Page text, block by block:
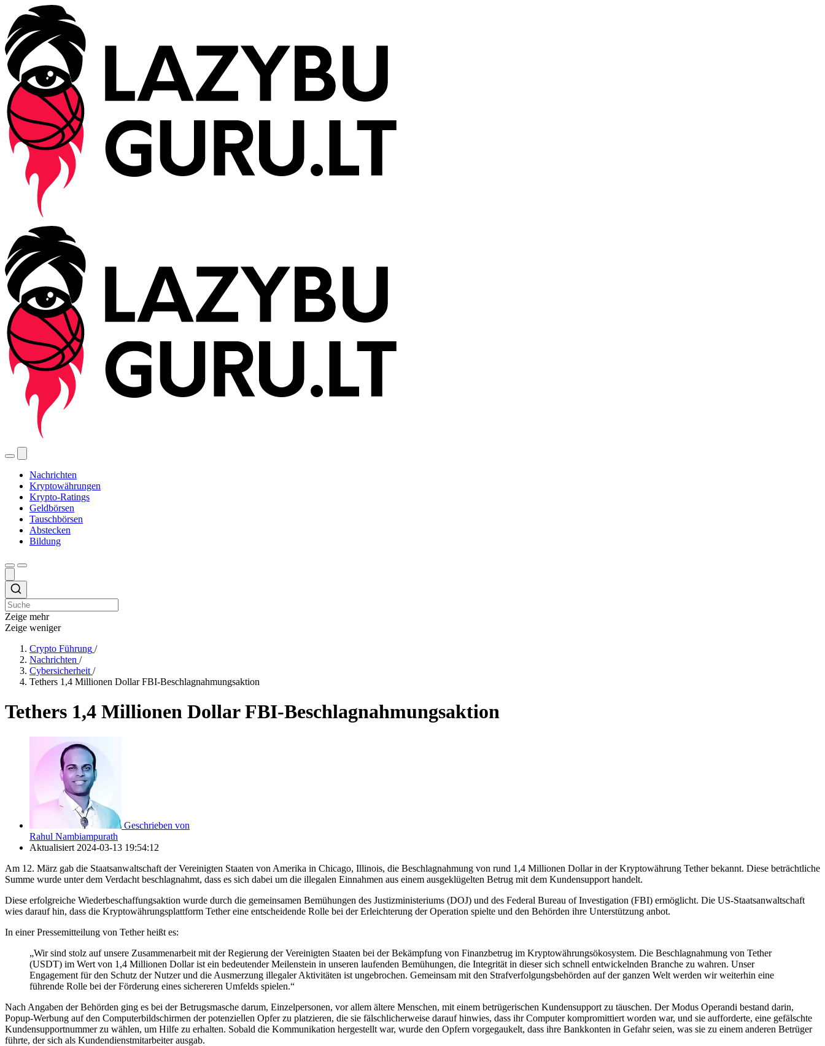
Nachrichten
Kryptowährungen
Krypto-Ratings
Geldbörsen
Tauschbörsen
Abstecken
Bildung
Zeige mehr
Zeige weniger
Crypto Führung /
Nachrichten /
Cybersicherheit /
Tethers 1,4 Millionen Dollar FBI-Beschlagnahmungsaktion
Tethers 1,4 Millionen Dollar FBI-Beschlagnahmungsaktion
Geschrieben von
Rahul Nambiampurath
Aktualisiert 2024-03-13 19:54:12
Am 12. März gab die Staatsanwaltschaft der Vereinigten Staaten von Amerika in Chicago, Illinois, die Beschlagnahmung von rund 1,4 Millionen Dollar in der Kryptowährung Tether bekannt. Diese beträchtliche
Summe wurde unter dem Verdacht beschlagnahmt, dass es sich dabei um die illegalen Einnahmen aus einem ausgeklügelten Betrug mit dem Kundensupport handelt.
Diese erfolgreiche Wiederbeschaffungsaktion wurde durch die gemeinsamen Bemühungen des Justizministeriums (DOJ) und des Federal Bureau of Investigation (FBI) ermöglicht. Die US-Staatsanwaltschaft
wies darauf hin, dass die Kryptowährungsplattform Tether eine entscheidende Rolle bei der Erleichterung der Operation spielte und den Behörden ihre Unterstützung anbot.
In einer Pressemitteilung von Tether heißt es:
„Wir sind stolz auf unsere Zusammenarbeit mit der Regierung der Vereinigten Staaten bei der Bekämpfung von Finanzbetrug im Kryptowährungsökosystem. Die Beschlagnahmung von Tether
(USDT) im Wert von 1,4 Millionen Dollar ist ein bedeutender Meilenstein in unseren laufenden Bemühungen, die Integrität in dieser sich schnell entwickelnden Branche zu wahren. Unser
Engagement für den Schutz der Nutzer und die Ausmerzung illegaler Aktivitäten ist ungebrochen. Gemeinsam mit den Strafverfolgungsbehörden auf der ganzen Welt werden wir weiterhin eine
führende Rolle bei der Förderung eines sichereren Umfelds spielen.“
Nach Angaben der Behörden ging es bei der Betrugsmasche darum, Einzelpersonen, vor allem ältere Menschen, mit einem betrügerischen Kundensupport zu täuschen. Der Modus Operandi bestand darin,
Popup-Werbung auf den Computerbildschirmen der potenziellen Opfer zu platzieren, die sie fälschlicherweise darauf hinwies, dass ihr Computer kompromittiert worden war, und sie aufforderte, eine gefälschte
Kundensupportnummer zu wählen, um Hilfe zu erhalten. Sobald die Kommunikation hergestellt war, wurde den Opfern vorgegaukelt, dass ihre Bankkonten in Gefahr seien, was sie zu einem anderen Betrüger
führte, der sich als Kundendienstmitarbeiter ausgab.